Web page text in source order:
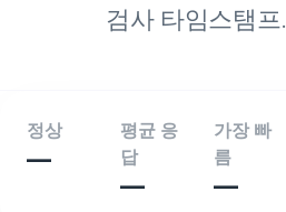
검사 타임스탬프.
정상
—
평균 응
답
—
가장 빠
름
—